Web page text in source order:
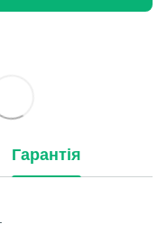
Гарантія